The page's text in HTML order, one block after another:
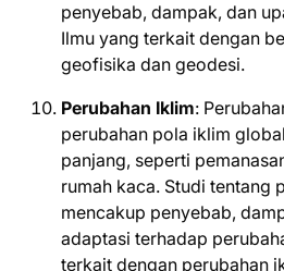
penyebab, dampak, dan
Ilmu yang terkait dengan
geofisika dan geodesi.
Perubahan Iklim:
perubahan pola iklim
panjang, seperti
rumah kaca. Studi tentang
mencakup penyebab,
adaptasi terhadap
terkait dengan perubahan